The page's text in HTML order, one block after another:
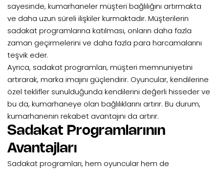
sayesinde, kumarhaneler müşteri bağlılığını artırmakta
ve daha uzun süreli ilişkiler kurmaktadır. Müşterilerin
sadakat programlarına katılması, onların daha fazla
zaman geçirmelerini ve daha fazla para harcamalarını
teşvik eder.
Ayrıca, sadakat programları, müşteri memnuniyetini
artırarak, marka imajını güçlendirir. Oyuncular, kendilerine
özel teklifler sunulduğunda kendilerini değerli hisseder ve
bu da, kumarhaneye olan bağlılıklarını artırır. Bu durum,
kumarhanenin rekabet avantajını da artırır.
Sadakat Programlarının
Avantajları
Sadakat programları, hem oyuncular hem de